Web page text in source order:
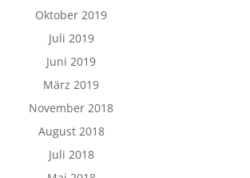
Oktober 2019
Juli 2019
Juni 2019
März 2019
November 2018
August 2018
Juli 2018